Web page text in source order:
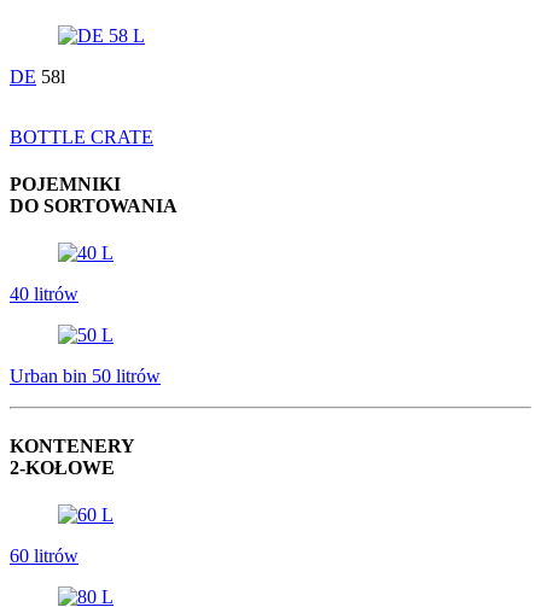
DE 58l
BOTTLE CRATE
POJEMNIKI
DO SORTOWANIA
40 litrów
Urban bin 50 litrów
KONTENERY
2-KOŁOWE
60 litrów